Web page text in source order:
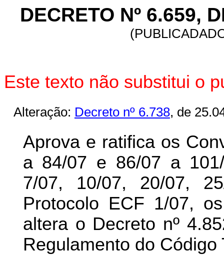
DECRETO Nº 6.659,
Este texto não substitui o
Alteração: Decreto nº 6.738, de
Aprova e ratifica os
a 84/07 e 86/07 a
7/07, 10/07, 20/07,
Protocolo ECF 1/07,
altera o Decreto nº
Regulamento do